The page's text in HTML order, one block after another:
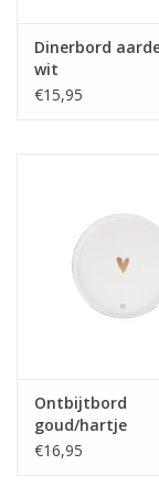
Dinerbord
wit
€15,95
Ontbijtbord
goud/hartje
€16,95